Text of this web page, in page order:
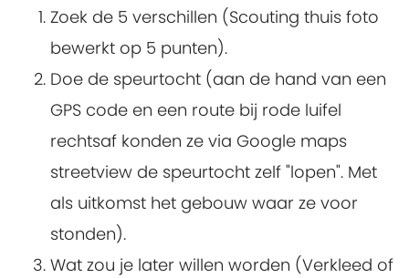
Zoek de 5 verschillen (Scouting thuis foto
bewerkt op 5 punten).
Doe de speurtocht (aan de hand van een
GPS code en een route bij rode luifel
rechtsaf konden ze via Google maps
streetview de speurtocht zelf "lopen". Met
als uitkomst het gebouw waar ze voor
stonden).
Wat zou je later willen worden (Verkleed of